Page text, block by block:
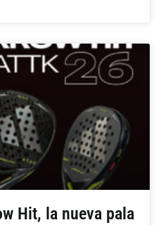
Hit, la nueva pala